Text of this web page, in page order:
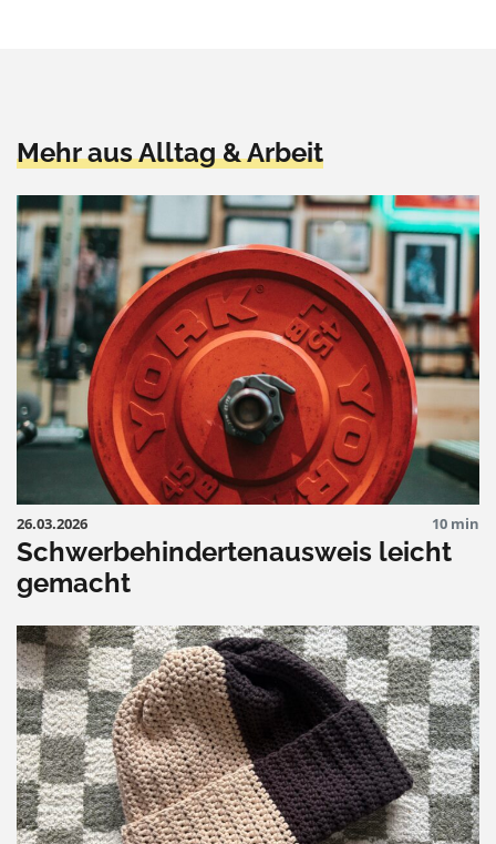
Mehr aus Alltag & Arbeit
26.03.2026 10 min
Schwerbehindertenausweis leicht
gemacht